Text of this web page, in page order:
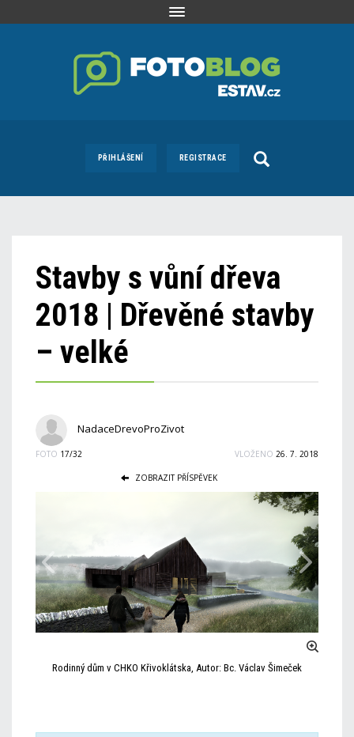
Toggle
PŘIHLÁŠENÍ REGISTRACE
Stavby s vůní dřeva
2018 | Dřevěné stavby
– velké
NadaceDrevoProZivot
FOTO 17/32 VLOŽENO 26. 7. 2018
ZOBRAZIT PŘÍSPĚVEK
Rodinný dům v CHKO Křivoklátska, Autor: Bc. Václav Šimeček